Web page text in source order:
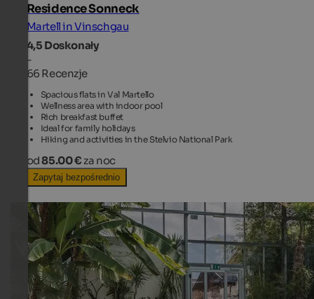
Residence Sonneck
Martell in Vinschgau
4,5 Doskonały
-
66 Recenzje
Spacious flats in Val Martello
Wellness area with indoor pool
Rich breakfast buffet
Ideal for family holidays
Hiking and activities in the Stelvio National Park
od85.00 € za noc
Zapytaj bezpośrednio